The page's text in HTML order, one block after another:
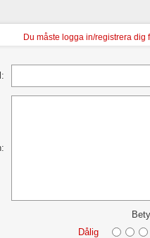
Du måste logga in/registrera
Dålig